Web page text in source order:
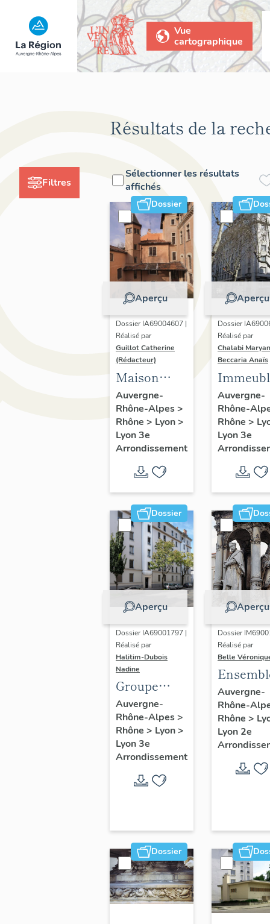
Vue
cartographique
Filtres
Résultats de la
Sélectionner les résultats
affichés
Dossier
Aperçu
Dossier IA69004607 |
Réalisé par
Guillot Catherine
(Rédacteur)
Maison
forte dite
château de
la Buire,
couvent de
petites
soeurs de
l'Assomption,
école de
rééducation
professionnelle
de blessés
militaires de
la Ville de
Lyon dite
école Joffre,
maison des
étudiantes
Lirondelle
Auvergne-
Rhône-Alpes>
Rhône > Lyon>
Lyon 3e
Arrondissement
Aperçu
Dossier
Réalisé par
Chalabi
Beccaria Anaïs
hôtel Le
Garage
Auvergne-
Rhône-
Rhône >
Lyon 3e
Dossier
Aperçu
Dossier IA69001797 |
Réalisé par
Halitim-Dubois
Nadine
Groupe
HBM
Dauphiné
Auvergne-
Rhône-Alpes>
Rhône > Lyon>
Lyon 3e
Arrondissement
Aperçu
Dossier
Réalisé par
Belle
de
statues :
Audran,
Auvergne-
Rhône-
Rhône >
Lyon 2e
Dossier